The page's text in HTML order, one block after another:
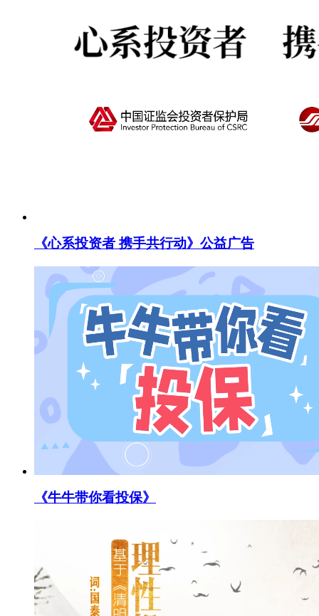
《心系投资者 携手共行动》公益广告
《牛牛带你看投保》